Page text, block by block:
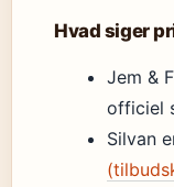
Hvad siger
Jem &
officiel
Silvan